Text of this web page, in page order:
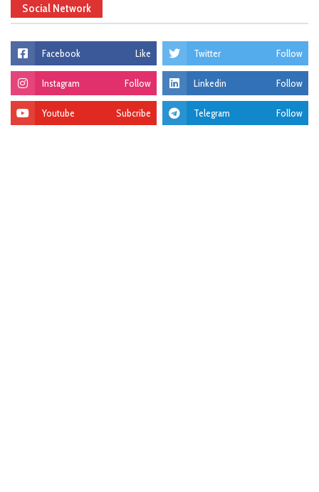
Social Network
Facebook Like Twitter Follow
Instagram Follow Linkedin Follow
Youtube Subcribe Telegram Follow